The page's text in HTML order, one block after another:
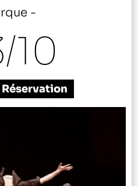
10
Réservation